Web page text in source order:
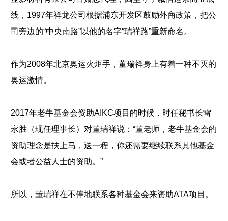
线，1997年祥龙公司根据浦东开发区鼓励外商政策，把公
司旁边的“中央南路”以他的名字“瑞祥路”重新命名。
作为2008年北京奥运火炬手，董瑞祥身上有着一种不灭的
奥运激情。
2017年老牛基金会资助AIKC项目的时候，时任秘书长雷
永胜（现任理事长）对董瑞祥说：“董老师，老牛基金会的
资助理念是扶上马，送一程，你还需要继续联系其他基金
会或者公益人士的资助。”
所以，董瑞祥在不停地联系各种基金会来资助ATA项目。